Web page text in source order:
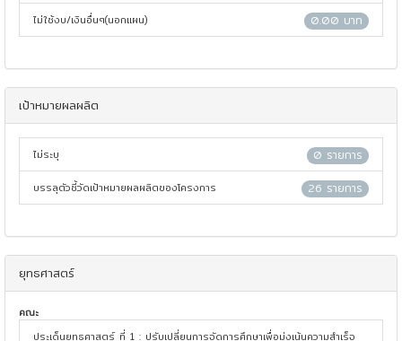
ไม่ใช้งบ/เงินอื่นๆ(นอกแผน) 0.00 บาท
เป้าหมายผลผลิต
ไม่ระบุ 0 รายการ
บรรลุตัวชี้วัดเป้าหมายผลผลิตของโครงการ 26 รายการ
ยุทธศาสตร์
คณะ
ประเด็นยุทธศาสตร์ ที่ 1 : ปรับเปลี่ยนการจัดการศึกษาเพื่อมุ่งเน้นความสำเร็จ